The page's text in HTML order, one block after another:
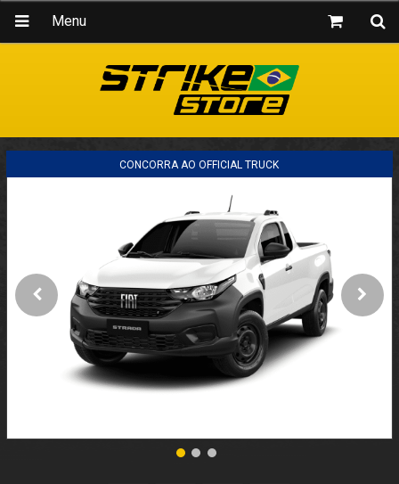
Menu
CONCORRA AO OFFICIAL TRUCK